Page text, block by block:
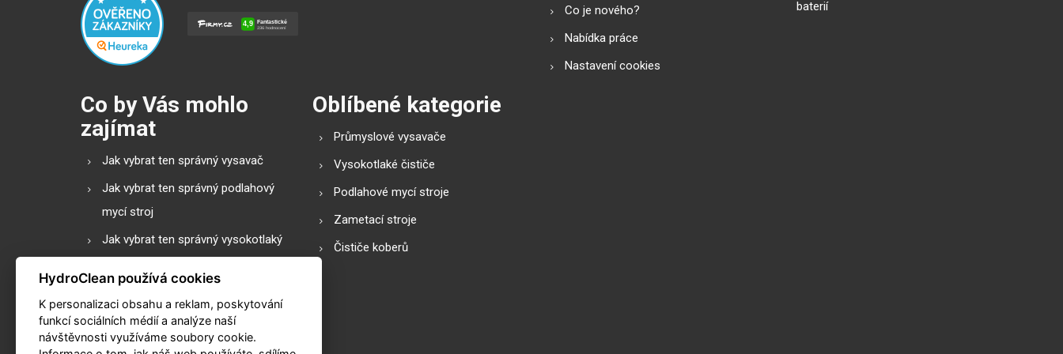
Co je nového?
Nabídka práce
Nastavení cookies
baterií
Co by Vás mohlo
zajímat
Jak vybrat ten správný vysavač
Jak vybrat ten správný podlahový
mycí stroj
Jak vybrat ten správný vysokotlaký
Podlahové mycí stroje s válcovým
nebo diskovým kartáčem?
Slovník pojmů
Oblíbené kategorie
Průmyslové vysavače
Vysokotlaké čističe
Podlahové mycí stroje
Zametací stroje
Čističe koberů
HydroClean používá cookies
K personalizaci obsahu a reklam, poskytování
funkcí sociálních médií a analýze naší
návštěvnosti využíváme soubory cookie.